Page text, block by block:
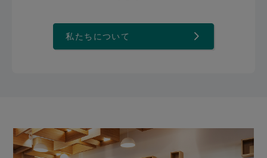
私たちについて